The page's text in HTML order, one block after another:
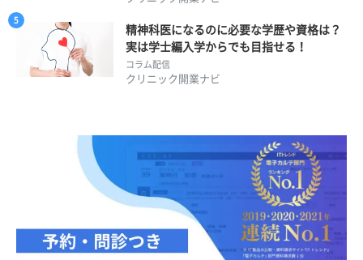
精神科医になるのに必要な学歴や資格は？
実は学士編入学からでも目指せる！
コラム配信
クリニック開業ナビ